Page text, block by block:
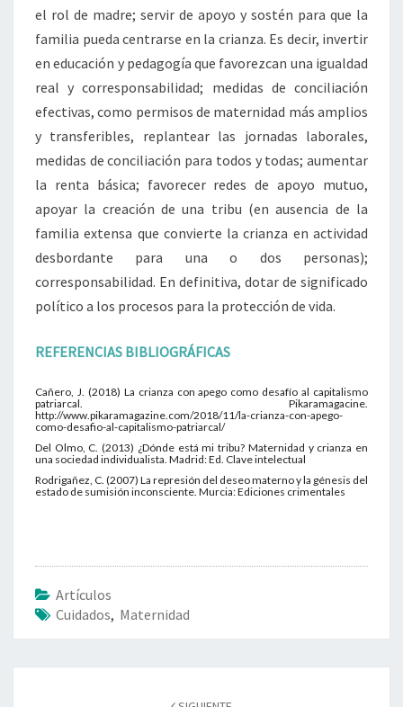
el rol de madre; servir de apoyo y sostén para que la
familia pueda centrarse en la crianza. Es decir, invertir
en educación y pedagogía que favorezcan una igualdad
real y corresponsabilidad; medidas de conciliación
efectivas, como permisos de maternidad más amplios
y transferibles, replantear las jornadas laborales,
medidas de conciliación para todos y todas; aumentar
la renta básica; favorecer redes de apoyo mutuo,
apoyar la creación de una tribu (en ausencia de la
familia extensa que convierte la crianza en actividad
desbordante para una o dos personas);
corresponsabilidad. En definitiva, dotar de significado
político a los procesos para la protección de vida.
REFERENCIAS BIBLIOGRÁFICAS
Cañero, J. (2018) La crianza con apego como desafío al capitalismo
patriarcal. Pikaramagacine.
http://www.pikaramagazine.com/2018/11/la-crianza-con-apego-
como-desafio-al-capitalismo-patriarcal/
Del Olmo, C. (2013) ¿Dónde está mi tribu? Maternidad y crianza en
una sociedad individualista. Madrid: Ed. Clave intelectual
Rodrigañez, C. (2007) La represión del deseo materno y la génesis del
estado de sumisión inconsciente. Murcia: Ediciones crimentales
Artículos
Cuidados, Maternidad